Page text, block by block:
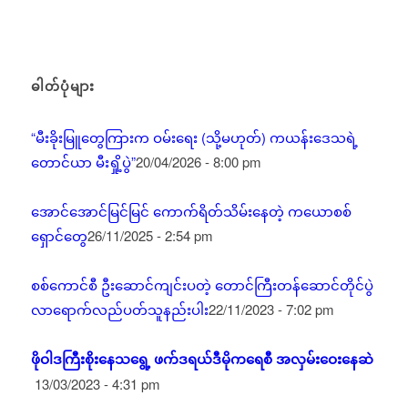
ဓါတ်ပုံများ
“မီးခိုးမြူတွေကြားက ဝမ်းရေး (သို့မဟုတ်) ကယန်းဒေသရဲ့
တောင်ယာ မီးရှို့ပွဲ”20/04/2026 - 8:00 pm
အောင်အောင်မြင်မြင် ကောက်ရိတ်သိမ်းနေတဲ့ ကယောစစ်
ရှောင်တွေ26/11/2025 - 2:54 pm
စစ်ကောင်စီ ဦးဆောင်ကျင်းပတဲ့ တောင်ကြီးတန်ဆောင်တိုင်ပွဲ
လာရောက်လည်ပတ်သူနည်းပါး22/11/2023 - 7:02 pm
ဖိုဝါဒကြီးစိုးနေသရွေ့ ဖက်ဒရယ်ဒီမိုကရေစီ အလှမ်းဝေးနေဆဲ
13/03/2023 - 4:31 pm